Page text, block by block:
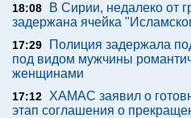
18:08
В Сирии, недалеко от
задержана ячейка
17:29
Полиция задержала
под видом мужчины
женщинами
17:12
ХАМАС заявил о
этап соглашения о